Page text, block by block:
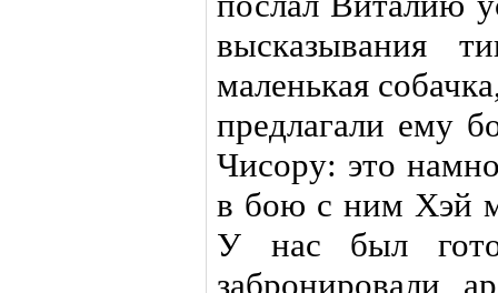
высказывания
маленькая
предлагали ему
Чисору: это
в бою с ним Хэй
У нас был
забронировали